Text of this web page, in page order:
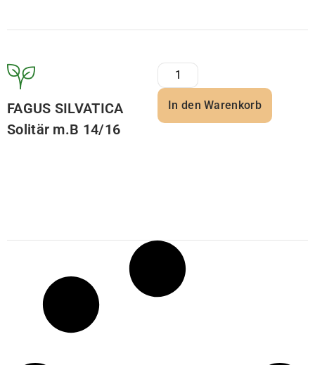
FAGUS SILVATICA
Solitär m.B 14/16
In den Warenkorb